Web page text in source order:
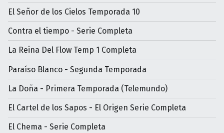
El Señor de los Cielos Temporada 10
Contra el tiempo - Serie Completa
La Reina Del Flow Temp 1 Completa
Paraíso Blanco - Segunda Temporada
La Doña - Primera Temporada (Telemundo)
El Cartel de los Sapos - El Origen Serie Completa
El Chema - Serie Completa